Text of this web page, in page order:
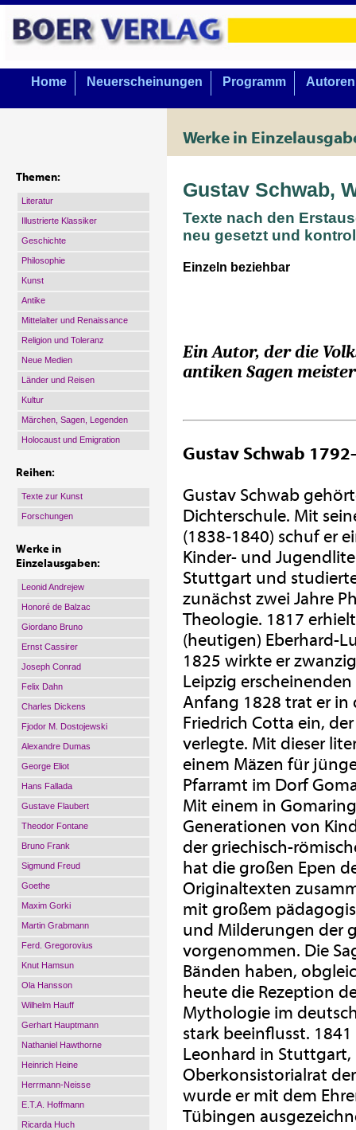
Home Neuerscheinungen Programm Autoren
Werke in
Themen:
Literatur
Illustrierte Klassiker
Geschichte
Philosophie
Kunst
Antike
Mittelalter und Renaissance
Religion und Toleranz
Neue Medien
Länder und Reisen
Kultur
Märchen, Sagen, Legenden
Holocaust und Emigration
Reihen:
Texte zur Kunst
Forschungen
Werke in
Einzelausgaben:
Leonid Andrejew
Honoré de Balzac
Giordano Bruno
Ernst Cassirer
Joseph Conrad
Felix Dahn
Charles Dickens
Fjodor M. Dostojewski
Alexandre Dumas
George Eliot
Hans Fallada
Gustave Flaubert
Theodor Fontane
Bruno Frank
Sigmund Freud
Goethe
Maxim Gorki
Martin Grabmann
Ferd. Gregorovius
Knut Hamsun
Ola Hansson
Wilhelm Hauff
Gerhart Hauptmann
Nathaniel Hawthorne
Heinrich Heine
Herrmann-Neisse
E.T.A. Hoffmann
Ricarda Huch
Gustav Schwab,
Texte nach den
neu gesetzt und
Einzeln beziehbar
Ein Autor, der die
antiken Sagen
Gustav Schwab
Gustav Schwab
Dichterschule. Mit
(1838-1840) schuf er
Kinder- und
Stuttgart und
zunächst zwei Jahre
Theologie. 1817
(heutigen) Eberhard-
1825 wirkte er
Leipzig
Anfang 1828 trat er in
Friedrich Cotta ein,
verlegte. Mit dieser
einem Mäzen für
Pfarramt im Dorf
Mit einem in
Generationen von
der griechisch-
hat die großen Epen
Originaltexten
mit großem
und Milderungen der
vorgenommen. Die
Bänden haben,
heute die Rezeption
Mythologie im
stark beeinflusst.
Leonhard in Stuttgart,
Oberkonsistorialrat
wurde er mit dem
Tübingen